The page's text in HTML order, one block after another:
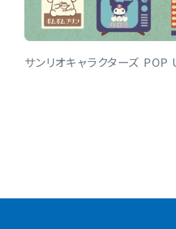
サンリオキャラクターズ